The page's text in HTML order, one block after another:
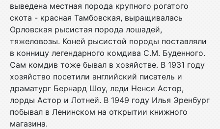
выведена местная порода крупного рогатого
скота - красная Тамбовская, выращивалась
Орловская рысистая порода лошадей,
тяжеловозы. Коней рысистой породы поставляли
в конницу легендарного комдива С.М. Буденного.
Сам комдив тоже бывал в хозяйстве. В 1931 году
хозяйство посетили английский писатель и
драматург Бернард Шоу, леди Ненси Астор,
лорды Астор и Лотней. В 1949 году Илья Эренбург
побывал в Ленинском на открытии книжного
магазина.